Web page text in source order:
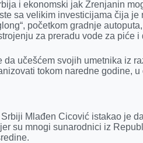
i ekonomski jak Zrenjanin
sa velikim investicijama čija
početkom gradnje
za preradu vode za piće i
učešćem svojih umetnika iz
tokom naredne godine,
Mlađen Cicović istakao je
su mnogi sunarodnici iz